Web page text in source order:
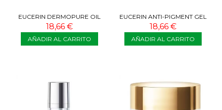
EUCERIN DERMOPURE OIL
CONTROL CREMA CORPORAL
TRIPLE...
18,66 €
AÑADIR AL CARRITO
EUCERIN ANTI-PIGMENT GEL
LIMPIADOR 400 ML
18,66 €
AÑADIR AL CARRITO